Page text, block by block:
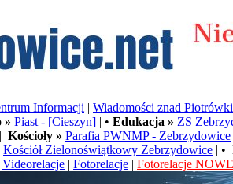
Informacji | Wiadomości znad Piotrówki
» Piast - [Cieszyn] | • Edukacja » ZS
| Kościoły » Parafia PWNMP - Zebrzydowice
Kościół Zielonoświątkowy Zebrzydowice | •
Videorelacje | Fotorelacje | Fotorelacje